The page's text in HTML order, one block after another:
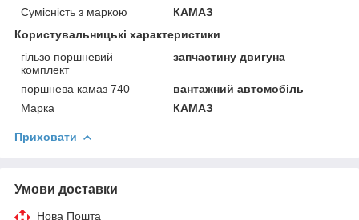
Сумісність з маркою
КАМАЗ
Користувальницькі характеристики
гільзо поршневий
комплект
запчастину двигуна
поршнева камаз 740
вантажний автомобіль
Марка
КАМАЗ
Приховати
Умови доставки
Нова Пошта